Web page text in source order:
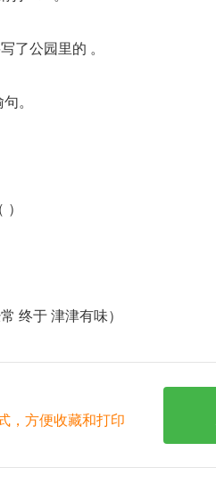
了公园里的 。
。
终于 津津有味）
，方便收藏和打印